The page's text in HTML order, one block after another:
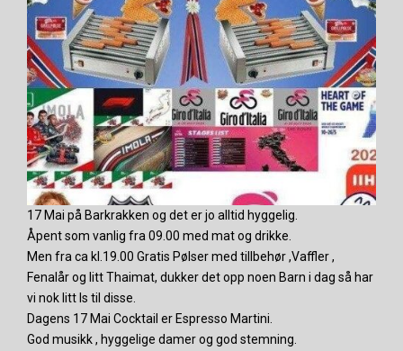
17 Mai på Barkrakken og det er jo alltid hyggelig.
Åpent som vanlig fra 09.00 med mat og drikke.
Men fra ca kl.19.00 Gratis Pølser med tillbehør ,Vaffler ,
Fenalår og litt Thaimat, dukker det opp noen Barn i dag så har
vi nok litt Is til disse.
Dagens 17 Mai Cocktail er Espresso Martini.
God musikk , hyggelige damer og god stemning.